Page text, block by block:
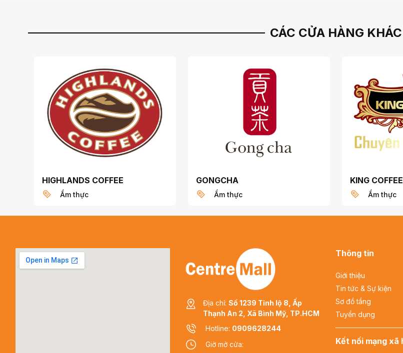
CÁC CỬA HÀNG KHÁC
HIGHLANDS COFFEE
Ẩm thực
GONGCHA
Ẩm thực
KING COFFEE
Ẩm thực
Địa chỉ: Số 1239 Tỉnh lộ 8, Ấp
Thạnh An 2, Xã Bình Mỹ, TP.HCM
Hotline: 0909628244
Giờ mở cửa:
Thông tin
Giới thiệu
Tin tức & Sự kiện
Sơ đồ tầng
Tuyển dụng
Kết nối mạng xã